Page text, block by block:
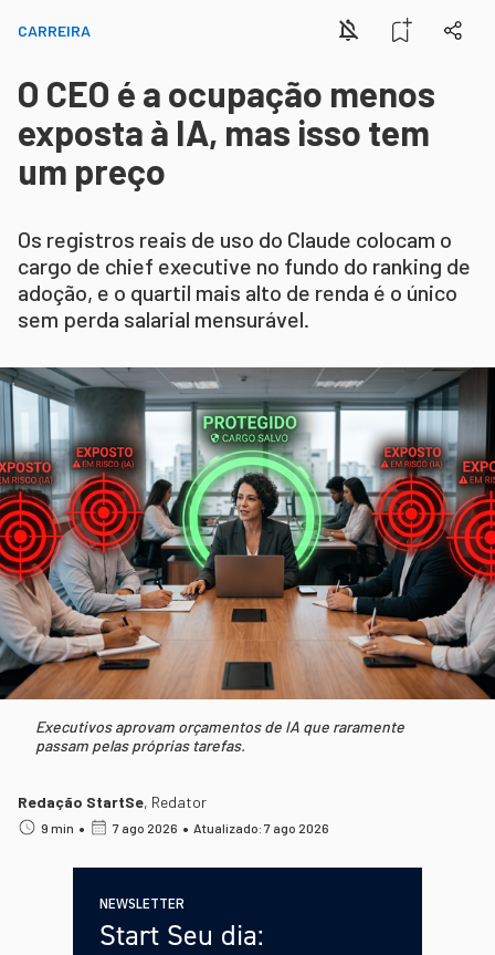
CARREIRA
O CEO é a ocupação menos
exposta à IA, mas isso tem
um preço
Os registros reais de uso do Claude colocam o
cargo de chief executive no fundo do ranking de
adoção, e o quartil mais alto de renda é o único
sem perda salarial mensurável.
Executivos aprovam orçamentos de IA que raramente
passam pelas próprias tarefas.
Redação StartSe, Redator
9 min • 7 ago 2026 • Atualizado: 7 ago 2026
NEWSLETTER
Start Seu dia: